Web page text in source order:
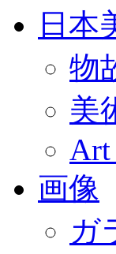
日本
物
美
Art
画像
ガ